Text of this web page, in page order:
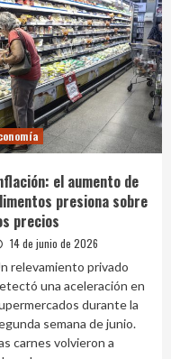
el aumento de
presiona sobre
precios
14 de junio de 2026
relevamiento privado
una aceleración en
durante la
semana de junio.
carnes volvieron a